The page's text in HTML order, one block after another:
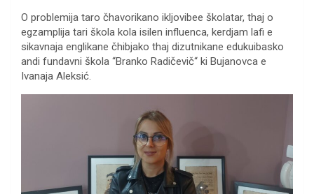
O problemija taro čhavorikano ikljovibee školatar, thaj o
egzamplija tari škola kola isilen influenca, kerdjam lafi e
sikavnaja englikane čhibjako thaj dizutnikane edukuibasko
andi fundavni škola “Branko Radičevič“ ki Bujanovca e
Ivanaja Aleksić.